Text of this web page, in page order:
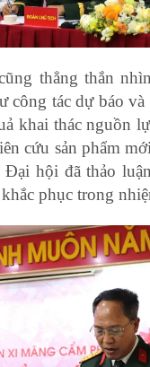
thẳng thắn
công tác dự báo và
khai thác nguồn
cứu sản phẩm
Đại hội đã thảo
phục trong